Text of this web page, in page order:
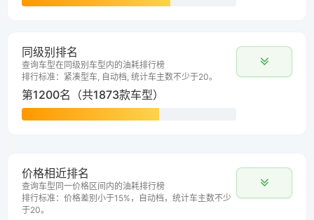
同级别排名
查询车型在同级别车型内的油耗排行榜
排行标准：紧凑型车, 自动档, 统计车主数不少于20。
第1200名（共1873款车型）
价格相近排名
查询车型同一价格区间内的油耗排行榜
排行标准：价格差别小于15%，自动档，统计车主数不少
于20。